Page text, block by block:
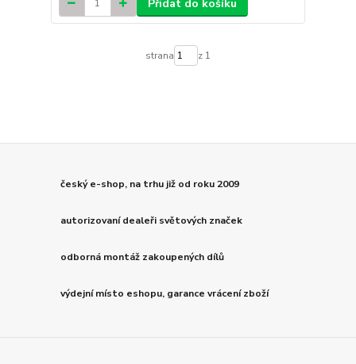
Přidat do košíku
strana z 1
český e-shop, na trhu již od roku 2009
autorizovaní dealeři světových značek
odborná montáž zakoupených dílů
výdejní místo eshopu, garance vrácení zboží